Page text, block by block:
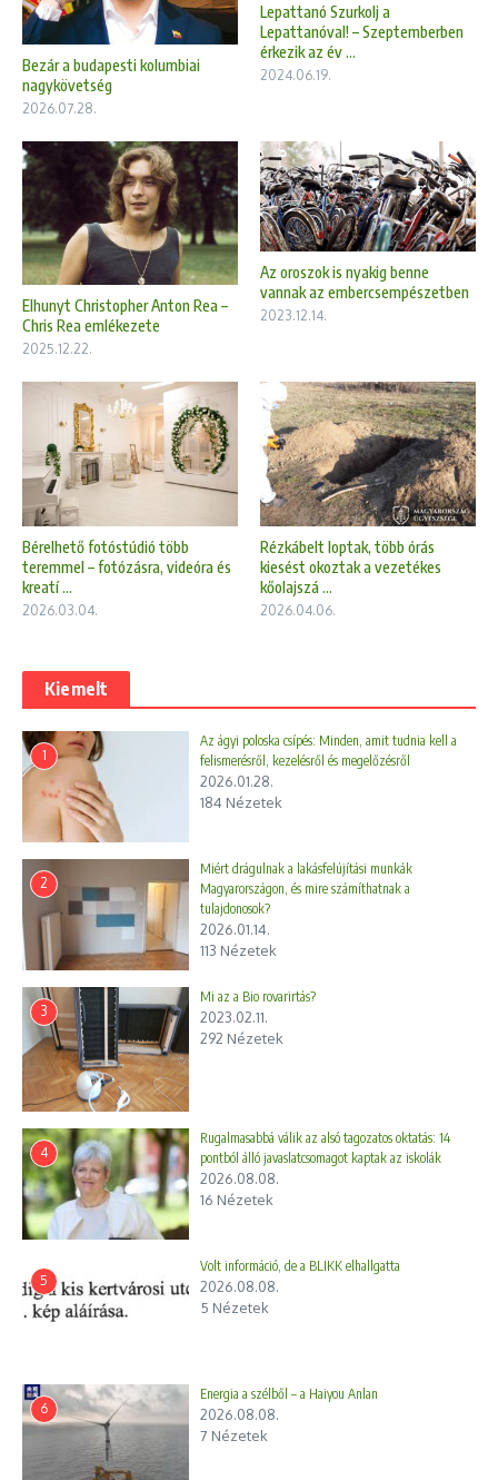
Bezár a budapesti kolumbiai
nagykövetség
2026.07.28.
Lepattanó Szurkolj a
Lepattanóval! – Szeptemberben
érkezik az év ...
2024.06.19.
Elhunyt Christopher Anton Rea –
Chris Rea emlékezete
2025.12.22.
Az oroszok is nyakig benne
vannak az embercsempészetben
2023.12.14.
Bérelhető fotóstúdió több
teremmel – fotózásra, videóra és
kreatí ...
2026.03.04.
Rézkábelt loptak, több órás
kiesést okoztak a vezetékes
kőolajszá ...
2026.04.06.
Kiemelt
1
Az ágyi poloska csípés: Minden, amit tudnia kell a
felismerésről, kezelésről és megelőzésről
2026.01.28.
184 Nézetek
2
Miért drágulnak a lakásfelújítási munkák
Magyarországon, és mire számíthatnak a
tulajdonosok?
2026.01.14.
113 Nézetek
3
Mi az a Bio rovarirtás?
2023.02.11.
292 Nézetek
4
Rugalmasabbá válik az alsó tagozatos oktatás: 14
pontból álló javaslatcsomagot kaptak az iskolák
2026.08.08.
16 Nézetek
5
Volt információ, de a BLIKK elhallgatta
2026.08.08.
5 Nézetek
6
Energia a szélből – a Haiyou Anlan
2026.08.08.
7 Nézetek